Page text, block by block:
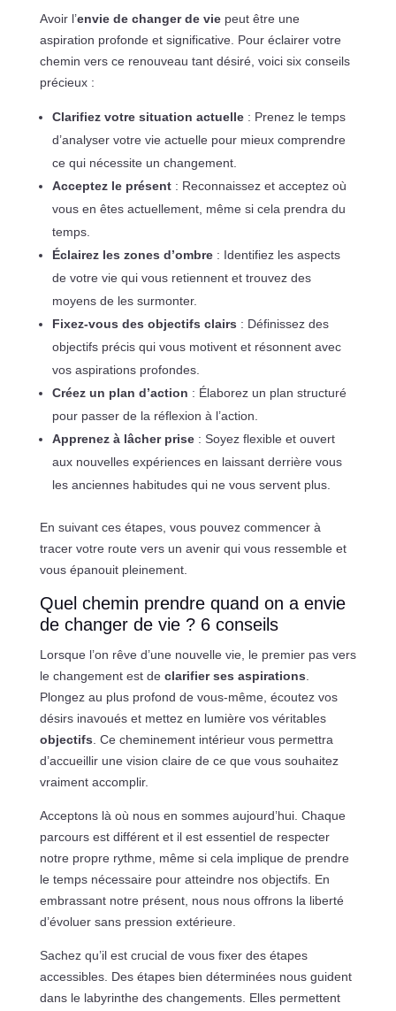
Avoir l’envie de changer de viepeut être une
aspiration profonde et significative. Pour éclairer votre
chemin vers ce renouveau tant désiré, voici six conseils
précieux :
Clarifiez votre situation actuelle: Prenez le temps
d’analyser votre vie actuelle pour mieux comprendre
ce qui nécessite un changement.
Acceptez le présent: Reconnaissez et acceptez où
vous en êtes actuellement, même si cela prendra du
temps.
Éclairez les zones d’ombre: Identifiez les aspects
de votre vie qui vous retiennent et trouvez des
moyens de les surmonter.
Fixez-vous des objectifs clairs : Définissez des
objectifs précis qui vous motivent et résonnent avec
vos aspirations profondes.
Créez un plan d’action : Élaborez un plan structuré
pour passer de la réflexion à l’action.
Apprenez à lâcher prise: Soyez flexible et ouvert
aux nouvelles expériences en laissant derrière vous
les anciennes habitudes qui ne vous servent plus.
En suivant ces étapes, vous pouvez commencer à
tracer votre route vers un avenir qui vous ressemble et
vous épanouit pleinement.
Quel chemin prendre quand on a envie
de changer de vie ? 6 conseils
Lorsque l’on rêve d’une nouvelle vie, le premier pas vers
le changement est de clarifier ses aspirations
Plongez au plus profond de vous-même, écoutez vos
désirs inavoués et mettez en lumière vos véritables
objectifs . Ce cheminement intérieur vous permettra
d’accueillir une vision claire de ce que vous souhaitez
vraiment accomplir.
Acceptons là où nous en sommes aujourd’hui. Chaque
parcours est différent et il est essentiel de respecter
notre propre rythme, même si cela implique de prendre
le temps nécessaire pour atteindre nos objectifs. En
embrassant notre présent, nous nous offrons la liberté
d’évoluer sans pression extérieure.
Sachez qu’il est crucial de vous fixer des étapes
accessibles. Des étapes bien déterminées nous guident
dans le labyrinthe des changements. Elles permettent